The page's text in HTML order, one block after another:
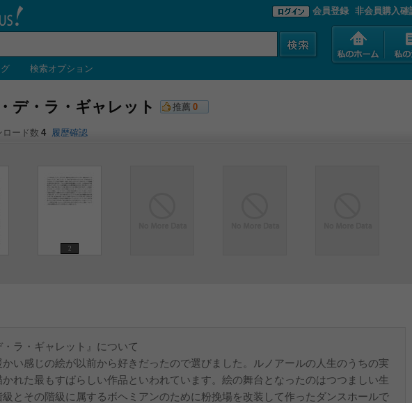
検索オプション
会員登録 非会員購入確
デ・ラ・ギャレット 推薦 0
ロード数 4 履歴確認
2
・ラ・ギャレット』について
かい感じの絵が以前から好きだったので選びました。ルノアールの人生のうちの実
かれた最もすばらしい作品といわれています。絵の舞台となったのはつつましい生
とその階級に属するボヘミアンのために粉挽場を改装して作ったダンスホールで